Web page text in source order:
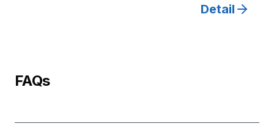
Detail
FAQs